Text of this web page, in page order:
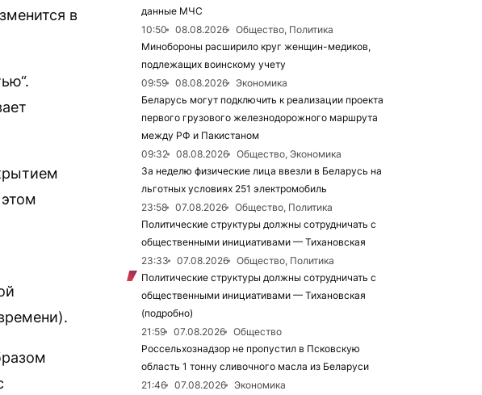
в
данные МЧС
10:50
08.08.2026
Общество, Политика
Минобороны расширило круг женщин-медиков,
подлежащих воинскому учету
09:59
08.08.2026
Экономика
Беларусь могут подключить к реализации проекта
первого грузового железнодорожного маршрута
между РФ и Пакистаном
09:32
08.08.2026
Общество, Экономика
За неделю физические лица ввезли в Беларусь на
льготных условиях 251 электромобиль
23:58
07.08.2026
Общество, Политика
Политические структуры должны сотрудничать с
общественными инициативами — Тихановская
23:33
07.08.2026
Общество, Политика
Политические структуры должны сотрудничать с
общественными инициативами — Тихановская
(подробно)
21:59
07.08.2026
Общество
Россельхознадзор не пропустил в Псковскую
область 1 тонну сливочного масла из Беларуси
21:46
07.08.2026
Экономика